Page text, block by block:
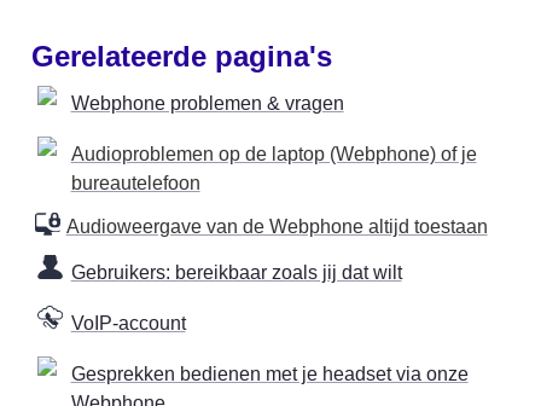
Gerelateerde pagina's
Webphone problemen & vragen
Audioproblemen op de laptop (Webphone) of je
bureautelefoon
Audioweergave van de Webphone altijd toestaan
Gebruikers: bereikbaar zoals jij dat wilt
VoIP-account
Gesprekken bedienen met je headset via onze